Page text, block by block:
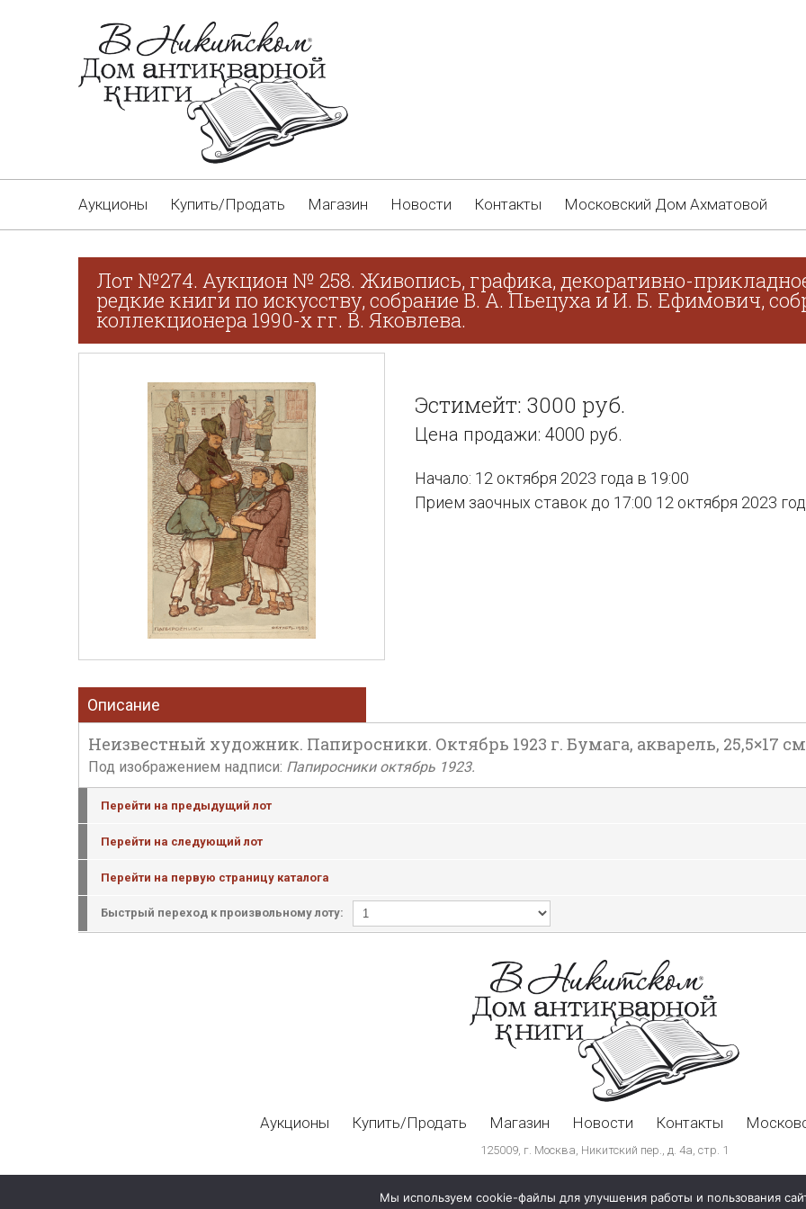
Аукционы Купить/Продать Магазин Новости Контакты Московский Дом Ахматовой
Лот №274. Аукцион № 258. Живопись, графика, декоративно-
редкие книги по искусству, собрание В. А. Пьецуха и И. Б. Ефимович,
коллекционера 1990-х гг. В. Яковлева.
Эстимейт: 3000 руб.
Цена продажи: 4000 руб.
Начало: 12 октября 2023 года в 19:00
Прием заочных ставок до 17:00 12 октября 2023
Описание
Неизвестный художник. Папиросники. Октябрь 1923 г. Бумага, акварель, 25,5×17
Под изображением надписи: Папиросники октябрь 1923.
Перейти на предыдущий лот
Перейти на следующий лот
Перейти на первую страницу каталога
Быстрый переход к произвольному лоту:
Аукционы Купить/Продать Магазин Новости Контакты
125009, г. Москва, Никитский пер., д. 4а, стр. 1
Мы используем cookie-файлы для улучшения работы и пользования